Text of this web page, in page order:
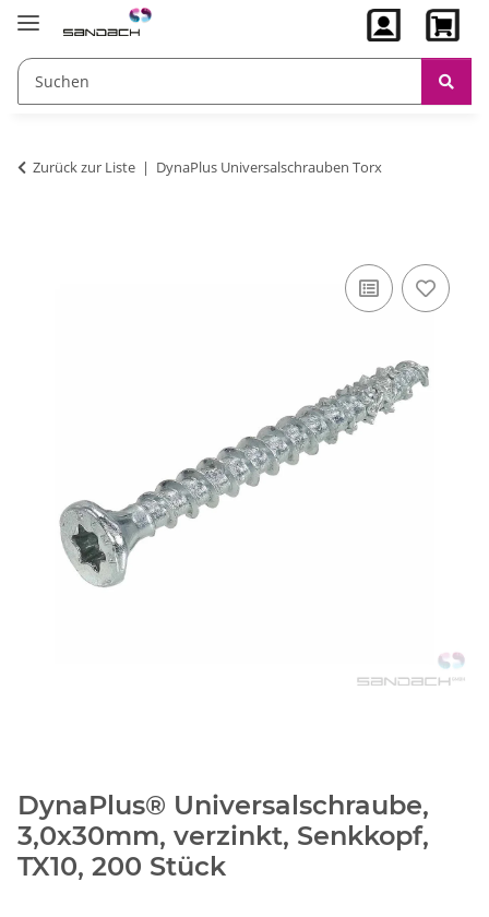
Zurück zur Liste DynaPlus Universalschrauben Torx
DynaPlus® Universalschraube,
3,0x30mm, verzinkt, Senkkopf,
TX10, 200 Stück